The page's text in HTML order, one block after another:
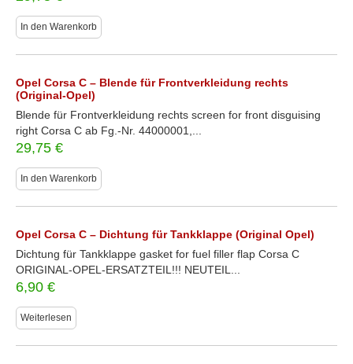
In den Warenkorb
Opel Corsa C – Blende für Frontverkleidung rechts
(Original-Opel)
Blende für Frontverkleidung rechts screen for front disguising
right Corsa C ab Fg.-Nr. 44000001,...
29,75 €
In den Warenkorb
Opel Corsa C – Dichtung für Tankklappe (Original Opel)
Dichtung für Tankklappe gasket for fuel filler flap Corsa C
ORIGINAL-OPEL-ERSATZTEIL!!! NEUTEIL...
6,90 €
Weiterlesen